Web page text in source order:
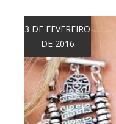
3 DE FEVEREIRO
DE 2016